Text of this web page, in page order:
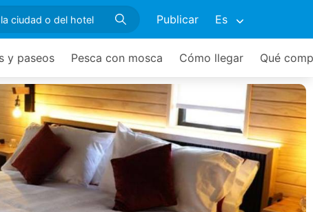
Publicar Es
y paseos Pesca con mosca Cómo llegar Qué